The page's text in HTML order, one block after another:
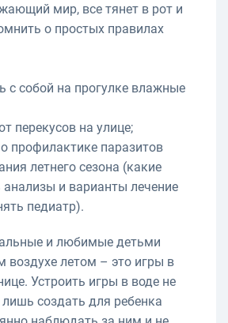
мир, все тянет в рот и
о простых правилах
с собой на прогулке влажные
перекусов на улице;
профилактике паразитов
летнего сезона (какие
анализы и варианты лечение
педиатр).
и любимые детьми
воздухе летом – это игры в
Устроить игры в воде не
создать для ребенка